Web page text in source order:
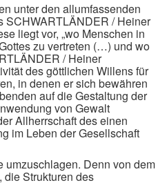
unter den allumfassenden
SCHWARTLÄNDER / Heiner
liegt vor, „wo Menschen in
zu vertreten (…) und wo
/ Heiner
des göttlichen Willens für
in denen er sich bewähren
auf die Gestaltung der
von Gewalt
Allherrschaft des einen
im Leben der Gesellschaft
umzuschlagen. Denn von dem
die Strukturen des